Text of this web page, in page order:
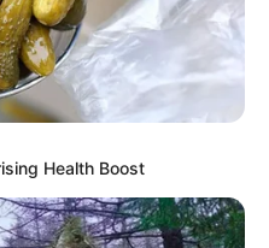
Health Boost